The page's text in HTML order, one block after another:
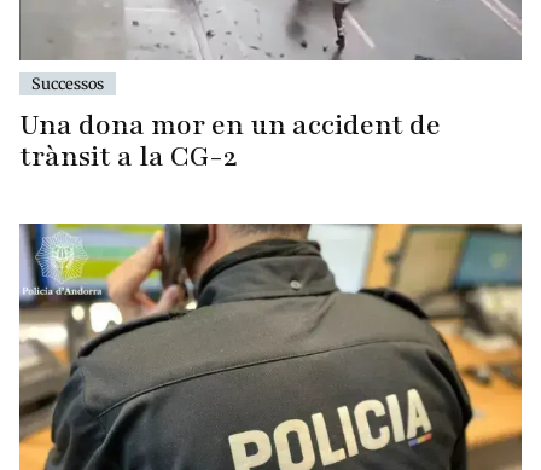
Successos
Una dona mor en un accident de
trànsit a la CG-2